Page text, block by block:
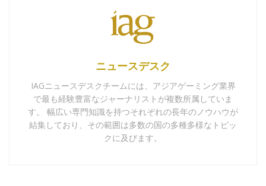
ニュースデスク
IAGニュースデスクチームには、アジアゲーミング業界
で最も経験豊富なジャーナリストが複数所属していま
す。 幅広い専門知識を持つそれぞれの長年のノウハウが
結集しており、その範囲は多数の国の多種多様なトピッ
クに及びます。